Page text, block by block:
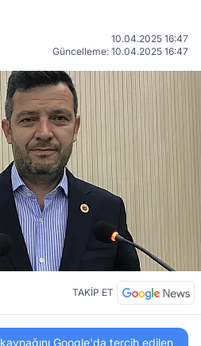
10.04.2025 16:47
Güncelleme: 10.04.2025 16:47
TAKİP ET
kaynağını Google'da tercih edilen